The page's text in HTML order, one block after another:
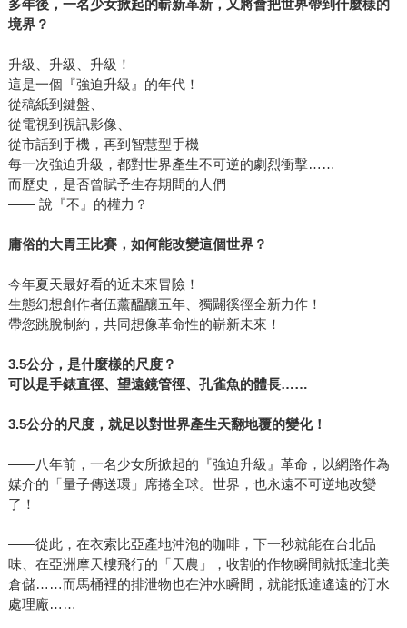
多年後，一名少女掀起的嶄新革新，又將會把世界帶到什麼樣的
境界？
升級、升級、升級！
這是一個『強迫升級』的年代！
從稿紙到鍵盤、
從電視到視訊影像、
從市話到手機，再到智慧型手機
每一次強迫升級，都對世界產生不可逆的劇烈衝擊……
而歷史，是否曾賦予生存期間的人們
―― 說『不』的權力？
庸俗的大胃王比賽，如何能改變這個世界？
今年夏天最好看的近未來冒險！
生態幻想創作者伍薰醞釀五年、獨闢徯徑全新力作！
帶您跳脫制約，共同想像革命性的嶄新未來！
3.5公分，是什麼樣的尺度？
可以是手錶直徑、望遠鏡管徑、孔雀魚的體長……
3.5公分的尺度，就足以對世界產生天翻地覆的變化！
――八年前，一名少女所掀起的『強迫升級』革命，以網路作為
媒介的「量子傳送環」席捲全球。世界，也永遠不可逆地改變
了！
――從此，在衣索比亞產地沖泡的咖啡，下一秒就能在台北品
味、在亞洲摩天樓飛行的「天農」，收割的作物瞬間就抵達北美
倉儲……而馬桶裡的排泄物也在沖水瞬間，就能抵達遙遠的汙水
處理廠……